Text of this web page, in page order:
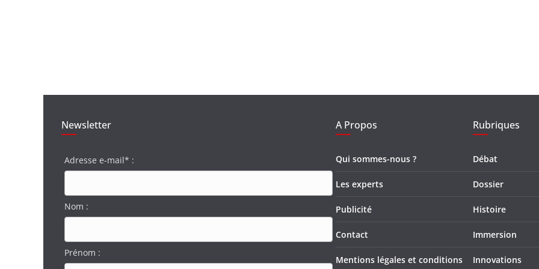
Newsletter
Adresse e-mail* :
Nom :
Prénom :
A Propos
Qui sommes-nous ?
Les experts
Publicité
Contact
Mentions légales et conditions
Rubriques
Débat
Dossier
Histoire
Immersion
Innovations